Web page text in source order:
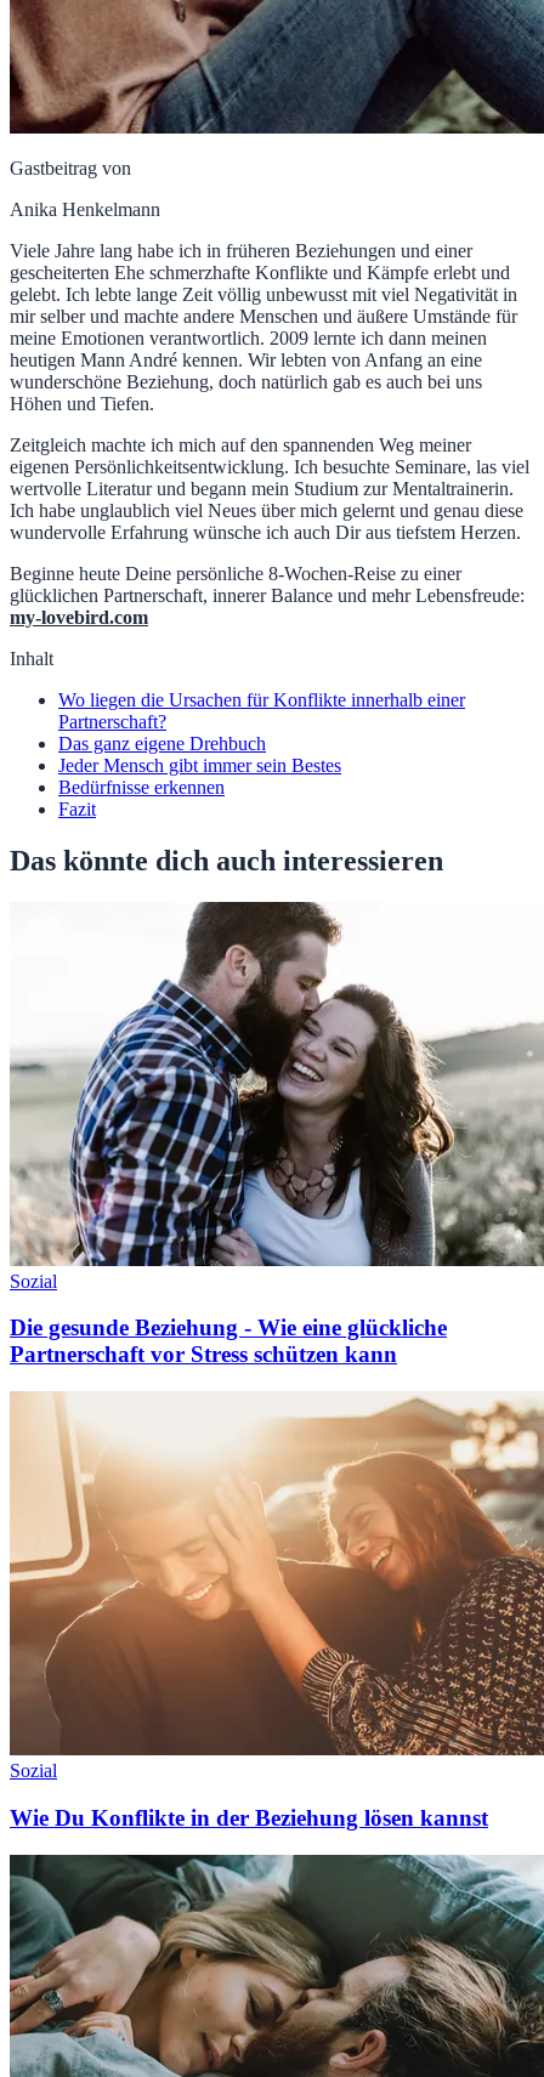
Gastbeitrag von
Anika Henkelmann
Viele Jahre lang habe ich in früheren Beziehungen und einer
gescheiterten Ehe schmerzhafte Konflikte und Kämpfe erlebt und
gelebt. Ich lebte lange Zeit völlig unbewusst mit viel Negativität in
mir selber und machte andere Menschen und äußere Umstände für
meine Emotionen verantwortlich. 2009 lernte ich dann meinen
heutigen Mann André kennen. Wir lebten von Anfang an eine
wunderschöne Beziehung, doch natürlich gab es auch bei uns
Höhen und Tiefen.
Zeitgleich machte ich mich auf den spannenden Weg meiner
eigenen Persönlichkeitsentwicklung. Ich besuchte Seminare, las viel
wertvolle Literatur und begann mein Studium zur Mentaltrainerin.
Ich habe unglaublich viel Neues über mich gelernt und genau diese
wundervolle Erfahrung wünsche ich auch Dir aus tiefstem Herzen.
Beginne heute Deine persönliche 8-Wochen-Reise zu einer
glücklichen Partnerschaft, innerer Balance und mehr Lebensfreude:
my-lovebird.com
Inhalt
Wo liegen die Ursachen für Konflikte innerhalb einer
Partnerschaft?
Das ganz eigene Drehbuch
Jeder Mensch gibt immer sein Bestes
Bedürfnisse erkennen
Fazit
Das könnte dich auch interessieren
Sozial
Die gesunde Beziehung - Wie eine glückliche
Partnerschaft vor Stress schützen kann
Sozial
Wie Du Konflikte in der Beziehung lösen kannst